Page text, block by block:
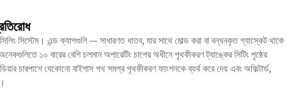
সিস্টেম। এন্ড ক্যাপগুলি — সাধারণত ধাতব, যার সাথে মোল্ড করা বা বন্ধনকৃত গ্যাস্কেট থাকে
১০ বারের বেশি চলমান অপারেটিং চাপের অধীনে পৃথকীকরণ ট্যাঙ্কের সিটিং পৃষ্ঠের
চারপাশে যেকোনো বাইপাস পথ সমগ্র পৃথকীকরণ ফাংশনকে ব্যর্থ করে দেয় এবং অফিল্টার্ড,